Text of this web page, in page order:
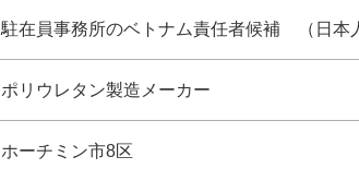
駐在員事務所のベトナム責任者候補 （日本
ポリウレタン製造メーカー
ホーチミン市8区